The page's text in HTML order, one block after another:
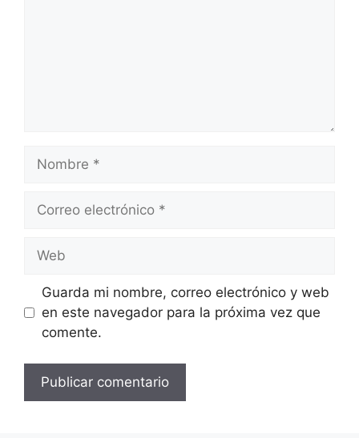
Nombre
Correo
Web
Guarda mi nombre, correo electrónico y web
en este navegador para la próxima vez que
comente.